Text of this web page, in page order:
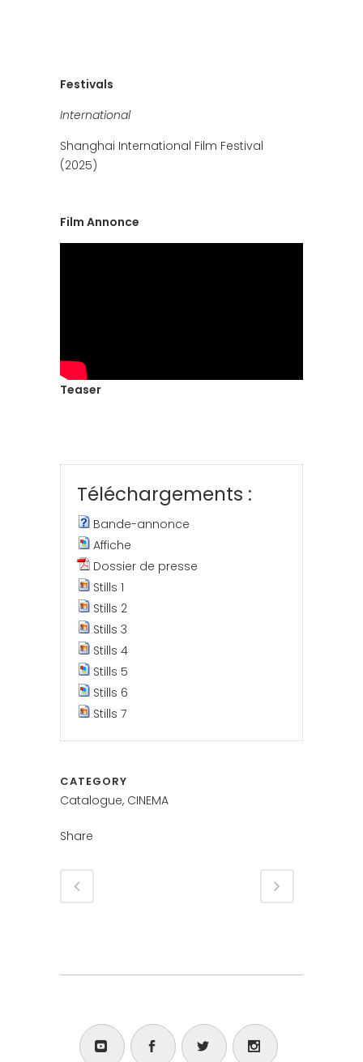
Festivals
International
Shanghai International Film Festival
(2025)
Film Annonce
Teaser
Téléchargements :
Bande-annonce
Affiche
Dossier de presse
Stills 1
Stills 2
Stills 3
Stills 4
Stills 5
Stills 6
Stills 7
CATEGORY
Catalogue, CINEMA
Share